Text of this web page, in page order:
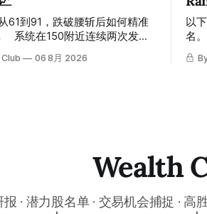
61到91，跌破腰斩后如何精准
探至61附近，跌幅超过55%。
线、盯盘、分析各种复杂数据
越分析越乱，反而错过了真正的
⠀ 而这套系统，已经帮你把大数
过一遍，市场情绪、资金流向、
06 8月 2026
以
名。 Below is the ranking of maximum
inclusion. 统计
the
Wealth
· 潜力股名单 · 交易机会捕捉 ·